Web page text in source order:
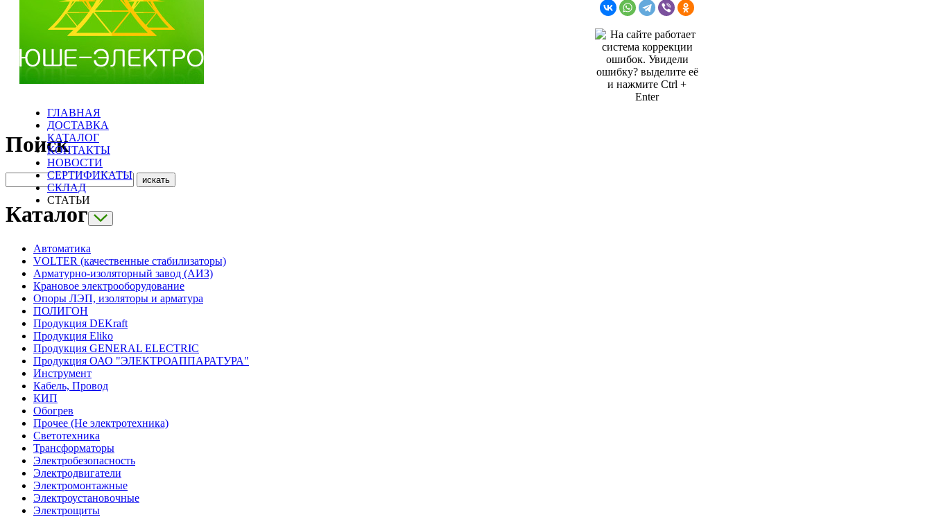
ГЛАВНАЯ
ДОСТАВКА
КАТАЛОГ
КОНТАКТЫ
НОВОСТИ
СЕРТИФИКАТЫ
СКЛАД
СТАТЬИ
Поиск
Каталог
Автоматика
VOLTER (качественные стабилизаторы)
Арматурно-изоляторный завод (АИЗ)
Крановое электрооборудование
Опоры ЛЭП, изоляторы и арматура
ПОЛИГОН
Продукция DEKraft
Продукция Eliko
Продукция GENERAL ELECTRIC
Продукция ОАО "ЭЛЕКТРОАППАРАТУРА"
Инструмент
Кабель, Провод
КИП
Обогрев
Прочее (Не электротехника)
Светотехника
Трансформаторы
Электробезопасность
Электродвигатели
Электромонтажные
Электроустановочные
Электрощиты